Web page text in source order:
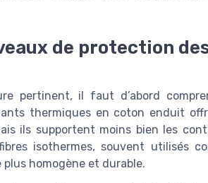
de protection
pertinent, il faut d’abord
thermiques en coton enduit
ils supportent moins bien les
isothermes, souvent utilisés
homogène et durable.